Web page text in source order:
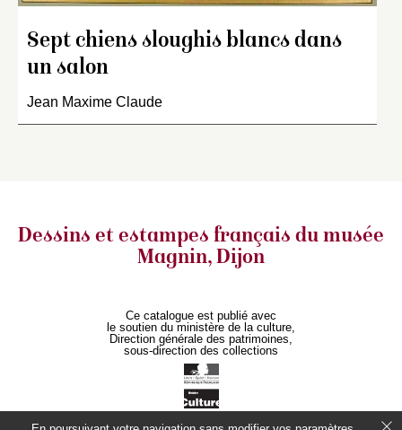
Sept chiens sloughis blancs dans
un salon
Jean Maxime Claude
Dessins et estampes français du musée
Magnin, Dijon
Ce catalogue est publié avec
le soutien du ministère de la culture,
Direction générale des patrimoines,
sous-direction des collections